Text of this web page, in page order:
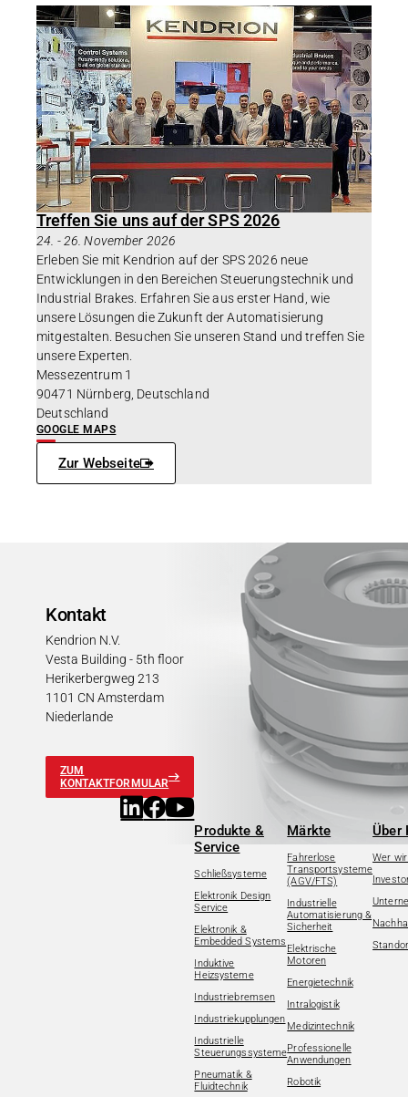
Treffen Sie uns auf der SPS 2026
24. -26. November 2026
Erleben Sie mit Kendrion auf der SPS 2026 neue
Entwicklungen in den Bereichen Steuerungstechnik und
Industrial Brakes. Erfahren Sie aus erster Hand, wie
unsere Lösungen die Zukunft der Automatisierung
mitgestalten. Besuchen Sie unseren Stand und treffen Sie
unsere Experten.
Messezentrum 1
90471 Nürnberg, Deutschland
Deutschland
GOOGLE MAPS
Zur Webseite
Kontakt
Kendrion N.V.
Vesta Building - 5th floor
Herikerbergweg 213
1101 CN Amsterdam
Niederlande
ZUM
KONTAKTFORMULAR
Produkte &
Service
Schließsysteme
Elektronik Design
Service
Elektronik &
Embedded Systems
Induktive
Heizsysteme
Industriebremsen
Industriekupplungen
Industrielle
Steuerungssysteme
Pneumatik &
Fluidtechnik
Märkte
Fahrerlose
Transportsysteme
(AGV/FTS)
Industrielle
Automatisierung &
Sicherheit
Elektrische
Motoren
Energietechnik
Intralogistik
Medizintechnik
Professionelle
Anwendungen
Robotik
Über
Wer